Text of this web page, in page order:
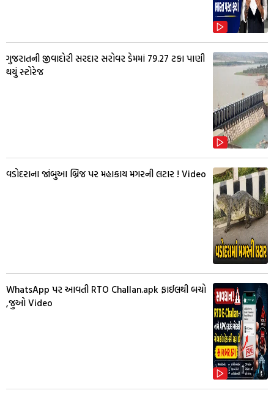
ગુજરાતની જીવાદોરી સરદાર સરોવર ડેમમાં 79.27 ટકા પાણી
થયું સ્ટોરેજ
વડોદરાના જાંબુઆ બ્રિજ પર મહાકાય મગરની લટાર ! Video
WhatsApp પર આવતી RTO Challan.apk ફાઈલથી બચો
,જુઓ Video